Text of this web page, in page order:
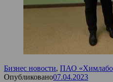
Бизнес новости, ПАО
Опубликовано07.04.2023